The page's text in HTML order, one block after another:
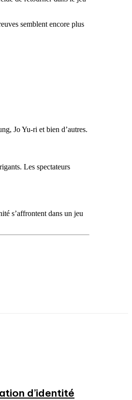
semblent encore plus
Jo Yu-ri et bien d’autres.
Les spectateurs
s’affrontent dans un jeu
d’identité